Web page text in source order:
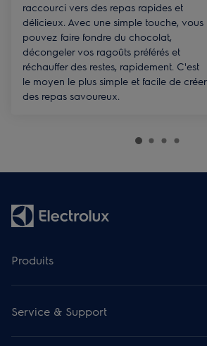
raccourci vers des repas rapides et
délicieux. Avec une simple touche, vous
pouvez faire fondre du chocolat,
décongeler vos ragoûts préférés et
réchauffer des restes, rapidement. C'est
le moyen le plus simple et facile de créer
des repas savoureux.
Produits
Taques de cuisson
Hottes de cuisine
Gamme compact encastrable
Service & Support